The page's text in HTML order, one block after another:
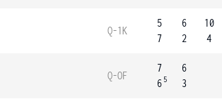
Q-1K
5
7
6
2
10
4
Q-OF
7
6 5
6
3